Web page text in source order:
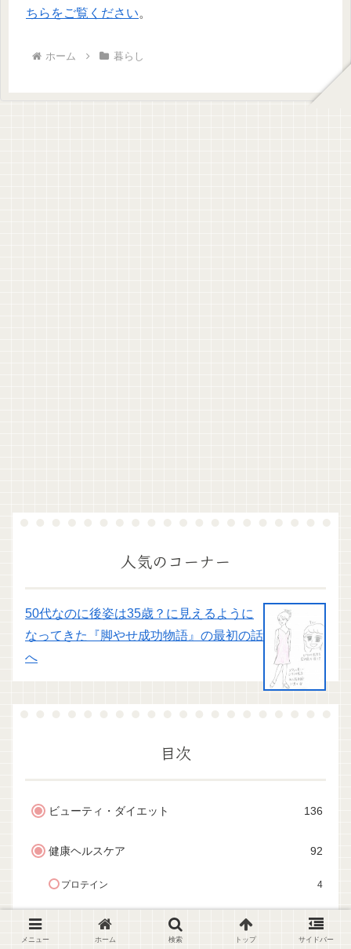
ちらをご覧ください。
ホーム 暮らし
人気のコーナー
50代なのに後姿は35歳？に見えるように
なってきた『脚やせ成功物語』の最初の話
へ
目次
ビューティ・ダイエット 136
健康ヘルスケア 92
プロテイン 4
109
メニュー ホーム 検索 トップ サイドバー